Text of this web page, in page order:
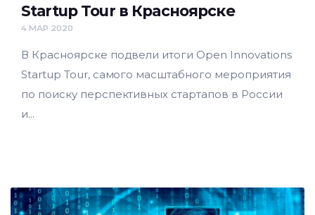
Startup Tour в Красноярске
4 МАР 2020
В Красноярске подвели итоги Open Innovations
Startup Tour, самого масштабного мероприятия
по поиску перспективных стартапов в России
и...